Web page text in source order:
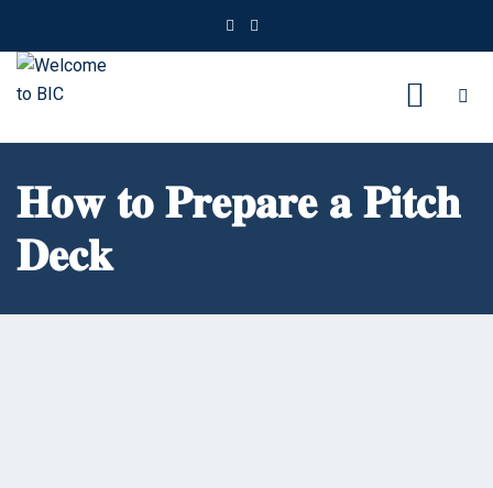
𝐇𝐨𝐰 𝐭𝐨 𝐏𝐫𝐞𝐩𝐚𝐫𝐞 𝐚 𝐏𝐢𝐭𝐜𝐡
𝐃𝐞𝐜𝐤